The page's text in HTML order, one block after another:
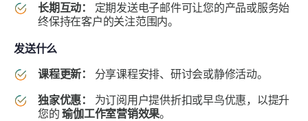
长期互动：
定期发送电子邮件可让您的产品或服务始
终保持在客户的关注范围内。
发送什么
课程更新：
分享课程安排、研讨会或静修活动。
独家优惠：
为订阅用户提供折扣或早鸟优惠，以提升
您的瑜伽工作室营销效果。